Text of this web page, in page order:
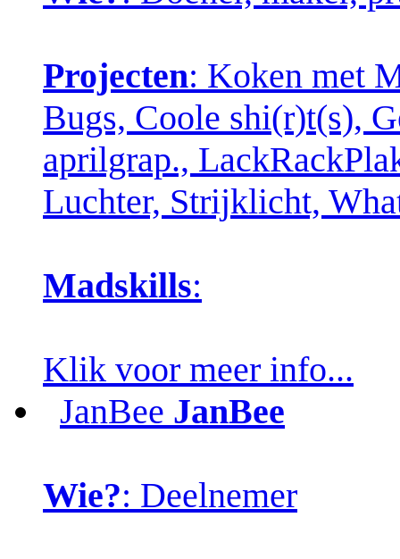
Projecten: Koken met
Bugs, Coole shi(r)t(s),
aprilgrap.,
Luchter, Strijklicht,
Madskills:
Klik voor meer info...
JanBee JanBee
Wie?: Deelnemer